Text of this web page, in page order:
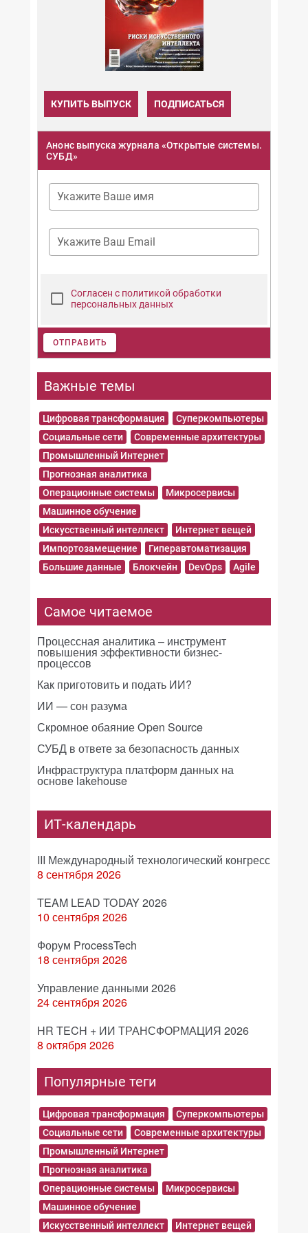
КУПИТЬ ВЫПУСК ПОДПИСАТЬСЯ
Анонс выпуска журнала «Открытые системы.
СУБД»
Укажите Ваше имя
Укажите Ваш Email
Согласен с политикой обработки
персональных данных
ОТПРАВИТЬ
Важные темы
Цифровая трансформация
Суперкомпьютеры
Социальные сети
Современные архитектуры
Промышленный Интернет
Прогнозная аналитика
Операционные системы
Микросервисы
Машинное обучение
Искусственный интеллект
Интернет вещей
Импортозамещение
Гиперавтоматизация
Большие данные
Блокчейн DevOps Agile
Самое читаемое
Процессная аналитика – инструмент
повышения эффективности бизнес-
процессов
Как приготовить и подать ИИ?
ИИ — сон разума
Скромное обаяние Open Source
СУБД в ответе за безопасность данных
Инфраструктура платформ данных на
основе lakehouse
ИТ-календарь
III Международный технологический конгресс
8 сентября 2026
TEAM LEAD TODAY 2026
10 сентября 2026
Форум ProcessTech
18 сентября 2026
Управление данными 2026
24 сентября 2026
HR TECH + ИИ ТРАНСФОРМАЦИЯ 2026
8 октября 2026
Популярные теги
Цифровая трансформация
Суперкомпьютеры
Социальные сети
Современные архитектуры
Промышленный Интернет
Прогнозная аналитика
Операционные системы
Микросервисы
Машинное обучение
Искусственный интеллект
Интернет вещей